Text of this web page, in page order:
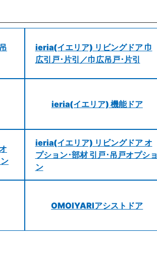
ieria(イエリア) リビングドア 巾
広引戸･片引／巾広吊戸･片引
ieria(イエリア) 機能ドア
ieria(イエリア) リビングドア オ
プション･部材 引戸･吊戸オプショ
ン
OMOIYARIアシストドア